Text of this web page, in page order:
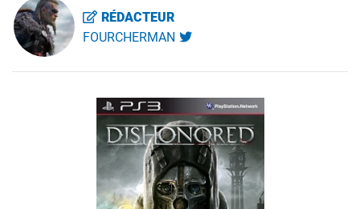
RÉDACTEUR
FOURCHERMAN